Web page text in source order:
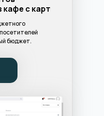
бюджет.
кафе с карт